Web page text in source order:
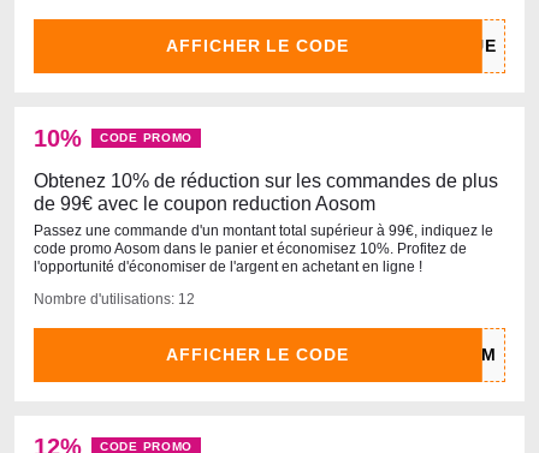
AFFICHER LE CODE
10% CODE PROMO
Obtenez 10% de réduction sur les commandes de plus
de 99€ avec le coupon reduction Aosom
Passez une commande d'un montant total supérieur à 99€, indiquez le
code promo Aosom dans le panier et économisez 10%. Profitez de
l'opportunité d'économiser de l'argent en achetant en ligne !
Nombre d'utilisations: 12
AFFICHER LE CODE
12% CODE PROMO